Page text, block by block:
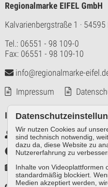
Regionalmarke EIFEL GmbH
Kalvarienbergstraße 1 ·
Tel.: 06551 - 98 109-0
Fax: 06551 - 98 109-10
info@regionalmarke-
Impressum
Infos
Markennutzer intern
Infothek
Pressespiegel
Links
Wir nutzen Cookies auf
sind technisch notwendig,
dazu da, diese Website zu
Nutzererfahrung zu
Inhalte von Videoplattformen
standardmäßig blockiert.
Medien akzeptiert werden,